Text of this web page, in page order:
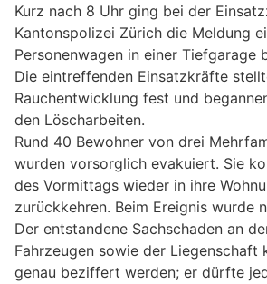
Kurz nach 8 Uhr ging bei der
Kantonspolizei Zürich die Meldung
Personenwagen in einer Tiefgarage
Die eintreffenden Einsatzkräfte
Rauchentwicklung fest und
den Löscharbeiten.
Rund 40 Bewohner von drei
wurden vorsorglich evakuiert. Sie
des Vormittags wieder in ihre
zurückkehren. Beim Ereignis wurde
Der entstandene Sachschaden an
Fahrzeugen sowie der Liegenschaft
genau beziffert werden; er dürfte